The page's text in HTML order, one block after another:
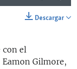
Descargar
con el
Gilmore,